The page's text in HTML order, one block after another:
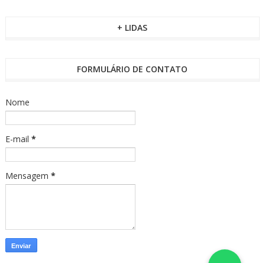
+ LIDAS
FORMULÁRIO DE CONTATO
Nome
E-mail *
Mensagem *